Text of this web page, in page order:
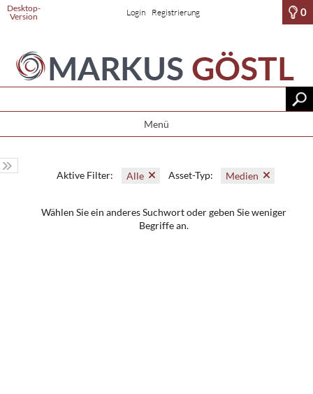
Desktop-
Version
Login Registrierung 0
Menü
Aktive Filter: Alle Asset-Typ: Medien
Wählen Sie ein anderes Suchwort oder geben Sie weniger
Begriffe an.